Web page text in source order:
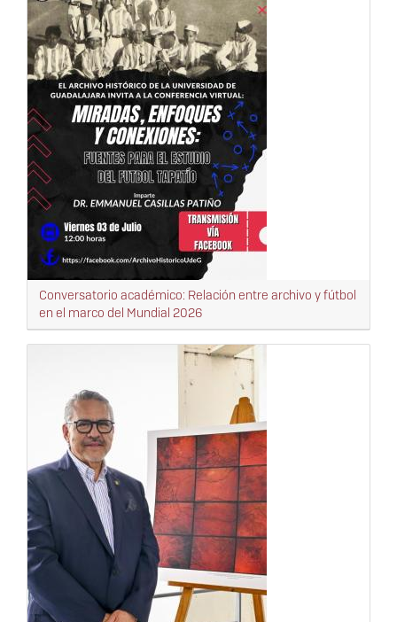
Conversatorio académico: Relación entre archivo y fútbol
en el marco del Mundial 2026